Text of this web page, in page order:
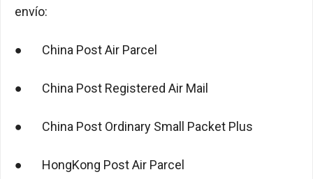
envío:
● China Post Air Parcel
● China Post Registered Air Mail
● China Post Ordinary Small Packet Plus
● HongKong Post Air Parcel